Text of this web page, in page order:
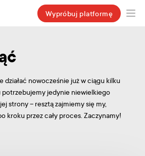
Wypróbuj platformę
działać nowocześnie już w ciągu kilku
jedynie niewielkiego
strony – resztą zajmiemy się my,
kroku przez cały proces. Zaczynamy!